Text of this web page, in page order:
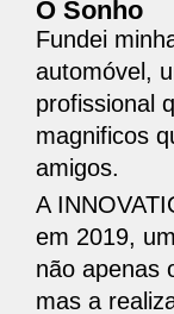
O Sonho
Fundei
automóvel,
profissional
magnificos
amigos.
A
em 2019,
não apenas
mas a